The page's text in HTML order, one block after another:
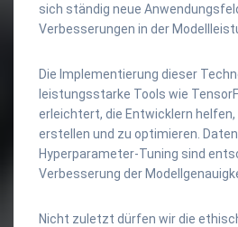
sich ständig neue
Verbesserungen in der
Die Implementierung dieser
leistungsstarke Tools wie
erleichtert, die Entwicklern helfen,
erstellen und zu optimieren.
Hyperparameter-Tuning sind
Verbesserung der
Nicht zuletzt dürfen wir die